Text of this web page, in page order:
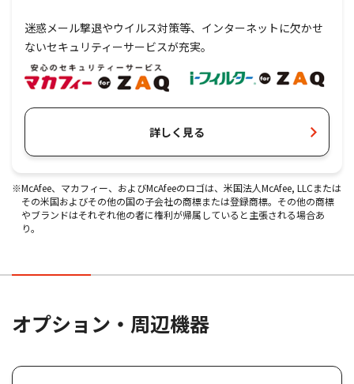
迷惑メール撃退やウイルス対策等、インターネットに欠かせ
ないセキュリティーサービスが充実。
詳しく見る
※McAfee、マカフィー、およびMcAfeeのロゴは、米国法人McAfee, LLCまたは
その米国およびその他の国の子会社の商標または登録商標。その他の商標
やブランドはそれぞれ他の者に権利が帰属していると主張される場合あ
り。
オプション・周辺機器